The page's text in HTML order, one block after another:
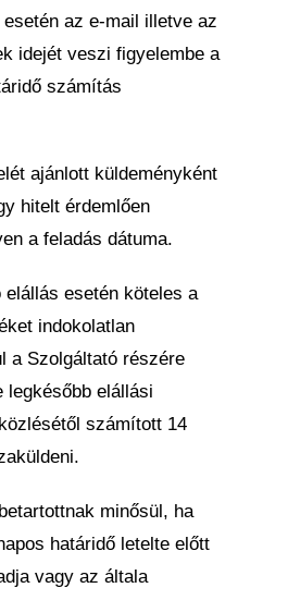
az e-mail illetve az
idejét veszi figyelembe a
számítás
ajánlott küldeményként
hitelt érdemlően
a feladás dátuma.
elállás esetén köteles a
indokolatlan
a Szolgáltató részére
legkésőbb elállási
számított 14
minősül, ha
határidő letelte előtt
vagy az általa